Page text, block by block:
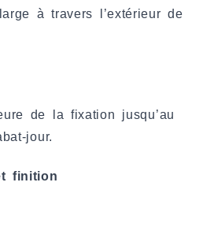
à travers l’extérieur de
de la fixation jusqu’au
jour.
finition